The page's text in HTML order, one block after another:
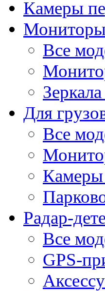
Камеры
Мониторы
Все
Для
Все
Камеры
Радар-
Все
GPS-